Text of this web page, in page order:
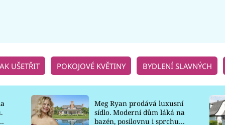
UŠETŘIT POKOJOVÉ KVĚTINY BYDLENÍ SLAVNÝCH
Meg Ryan prodává luxusní
sídlo. Moderní dům láká na
bazén, posilovnu i sprchu